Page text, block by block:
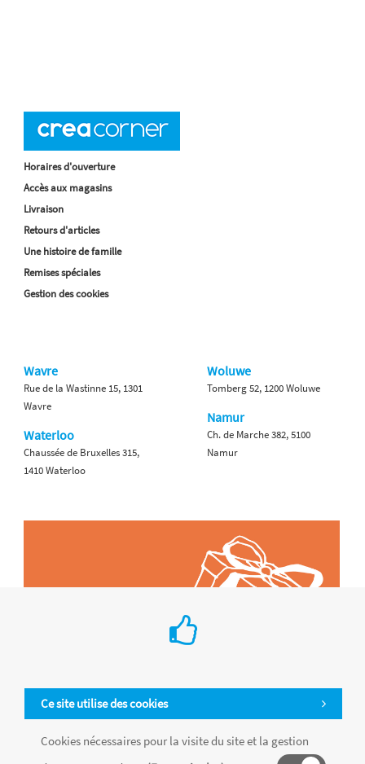
Ce site utilise des cookies
Cookies nécessaires pour la visite du site et la gestion
Horaires d'ouverture
Accès aux magasins
Livraison
Retours d'articles
Une histoire de famille
Remises spéciales
Gestion des cookies
Wavre
Rue de la Wastinne 15, 1301
Wavre
Waterloo
Chaussée de Bruxelles 315,
1410 Waterloo
Woluwe
Tomberg 52, 1200 Woluwe
Namur
Ch. de Marche 382, 5100
Namur